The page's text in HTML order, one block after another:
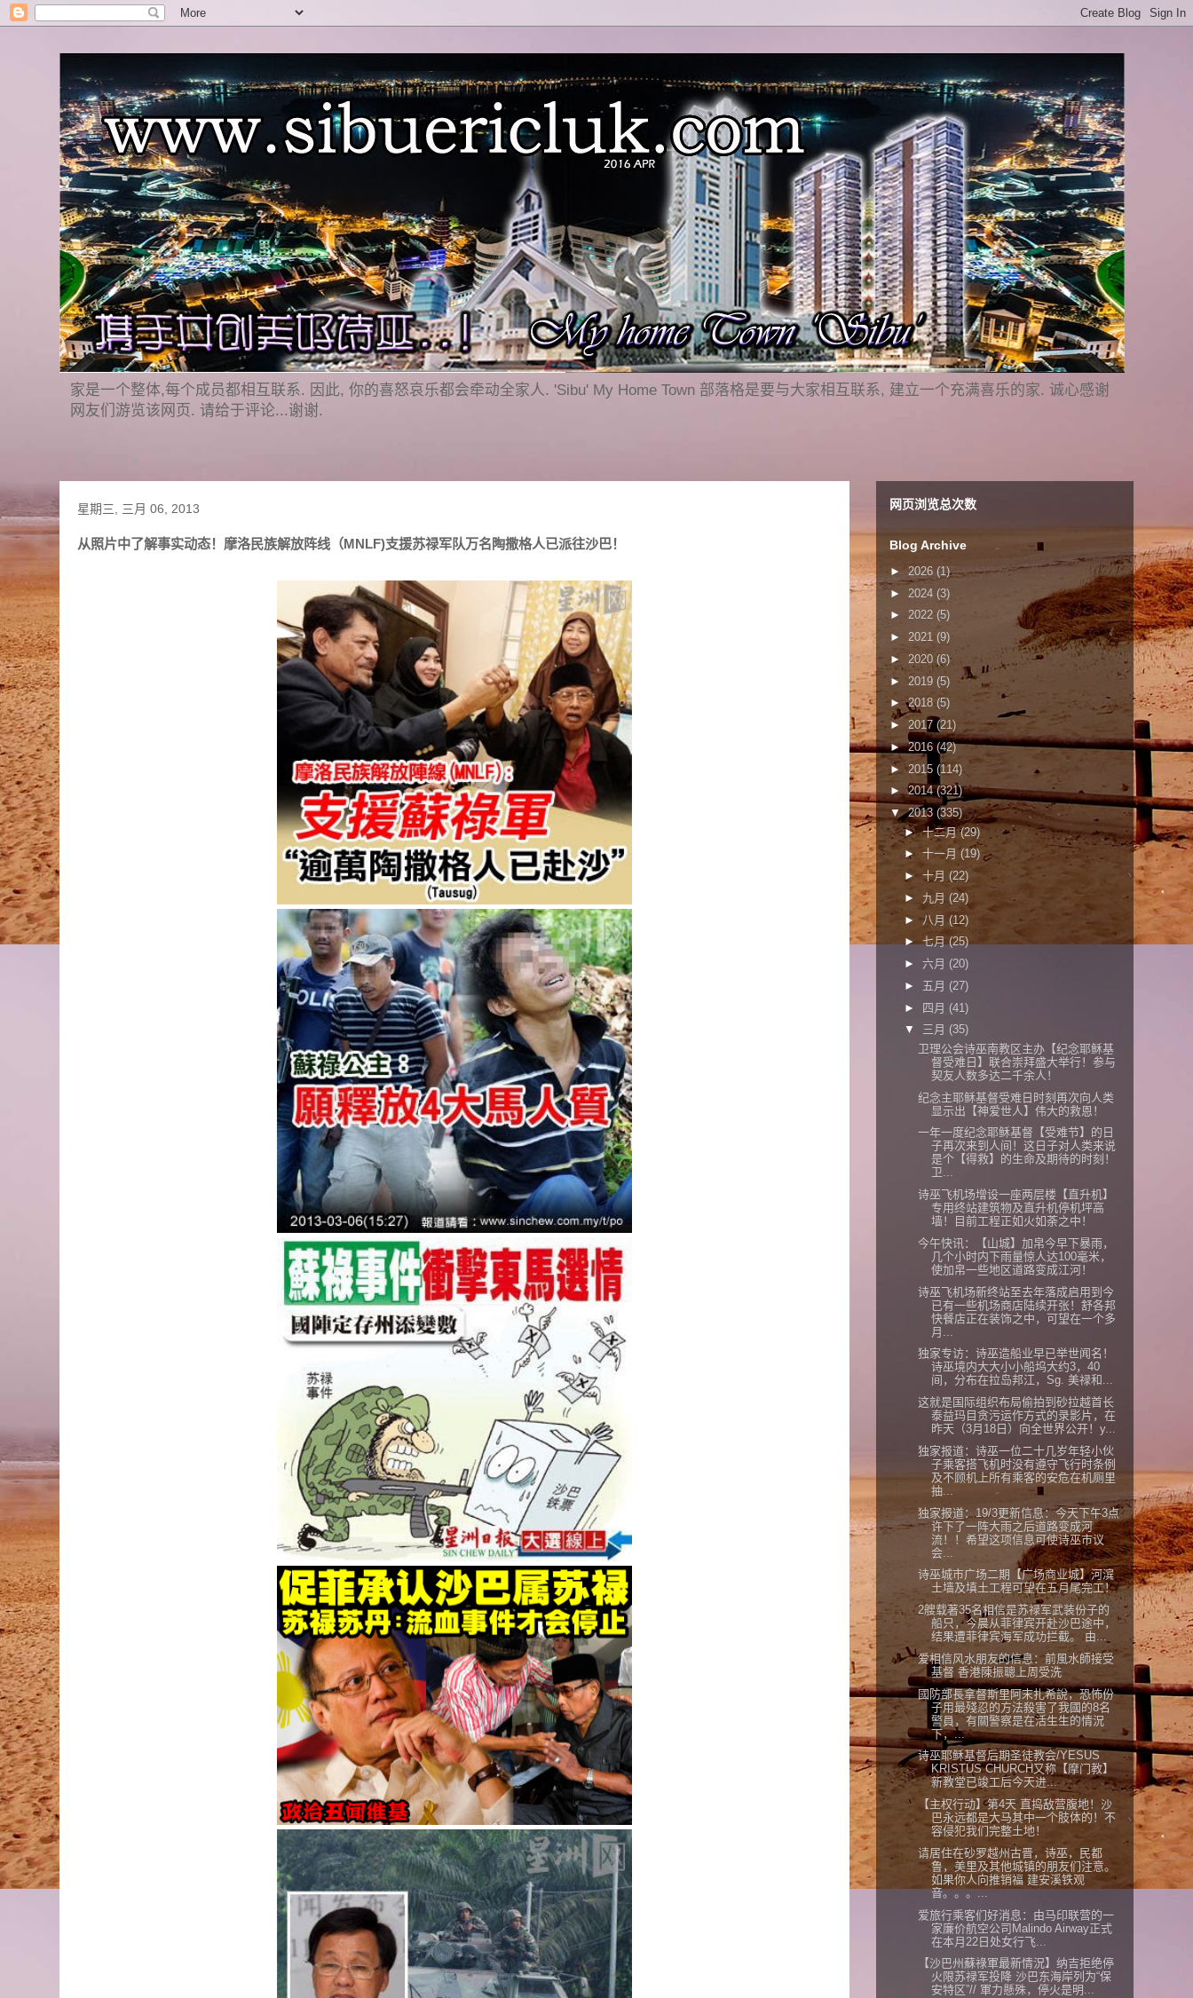
家是一个整体,每个成员都相互联系. 因此, 你的喜怒哀乐都会牵动全家人. 'Sibu' My Home Town 部落格是要与大家相互联系, 建立一个充满喜乐的家. 诚心感谢
网友们游览该网页. 请给于评论...谢谢.
星期三, 三月 06, 2013
从照片中了解事实动态！摩洛民族解放阵线（MNLF)支援苏禄军队万名陶撒格人已派往沙巴！
网页浏览总次数
Blog Archive
►2026 (1)
► 2024 (3)
► 2022 (5)
► 2021 (9)
► 2020 (6)
► 2019 (5)
►2018 (5)
► 2017 (21)
►2016(42)
►2015 (114)
►2014(321)
▼2013 (335)
►十二月(29)
► 十一月 (19)
► 十月 (22)
► 九月 (24)
► 八月 (12)
►七月(25)
► 六月 (20)
► 五月 (27)
► 四月 (41)
▼ 三月 (35)
卫理公会诗巫南教区主办【纪念耶稣基
督受难日】联合崇拜盛大举行！参与
契友人数多达二千余人！
纪念主耶稣基督受难日时刻再次向人类
显示出【神爱世人】伟大的救恩！
一年一度纪念耶稣基督【受难节】的日
子再次来到人间！这日子对人类来说
是个【得救】的生命及期待的时刻！
卫...
诗巫飞机场增设一座两层楼【直升机】
专用终站建筑物及直升机停机坪高
墙！目前工程正如火如荼之中！
今午快讯：【山城】加帛今早下暴雨，
几个小时内下雨量惊人达100毫米，
使加帛一些地区道路变成江河！
诗巫飞机场新终站至去年落成启用到今
已有一些机场商店陆续开张！舒各邦
快餐店正在装饰之中，可望在一个多
月...
独家专访：诗巫造船业早已举世闻名！
诗巫境内大大小小船坞大约3，40
间，分布在拉岛邦江，Sg. 美禄和...
这就是国际组织布局偷拍到砂拉越首长
泰益玛目贪污运作方式的录影片，在
昨天（3月18日）向全世界公开！y...
独家报道：诗巫一位二十几岁年轻小伙
子乘客搭飞机时没有遵守飞行时条例
及不顾机上所有乘客的安危在机厕里
抽...
独家报道：19/3更新信息：今天下午3点
许下了一阵大雨之后道路变成河
流！！希望这项信息可使诗巫市议
会...
诗巫城市广场二期【广场商业城】河滨
土墙及填土工程可望在五月尾完工！
2艘载著35名相信是苏禄军武装份子的
船只，今晨从菲律宾开赴沙巴途中，
结果遭菲律宾海军成功拦截。 由...
爱相信风水朋友的信息：前風水師接受
基督 香港陳振聰上周受洗
國防部長拿督斯里阿末扎希說，恐怖份
子用最殘忍的方法殺害了我國的8名
警員，有關警察是在活生生的情況
下，...
诗巫耶稣基督后期圣徒教会/YESUS
KRISTUS CHURCH又称【摩门教】
新教堂已竣工后今天进...
【主权行动】第4天 直捣敌营腹地！沙
巴永远都是大马其中一个肢体的！不
容侵犯我们完整土地！
请居住在砂罗越州古晋，诗巫，民都
鲁，美里及其他城镇的朋友们注意。
如果你人向推销福 建安溪铁观
音。。。...
爱旅行乘客们好消息：由马印联营的一
家廉价航空公司Malindo Airway正式
在本月22日处女行飞...
【沙巴州蘇祿軍最新情況】纳吉拒绝停
火限苏禄军投降 沙巴东海岸列为“保
安特区”// 軍力懸殊，停火是明...